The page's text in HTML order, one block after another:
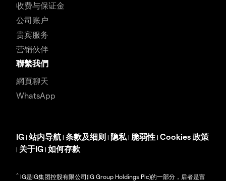
收费与保证金
公司账户
贵宾服务
营销伙伴
聯繫我們
網頁聊天
WhatsApp
IG |站内导航 | 条款及细则 | 隐私 | 脆弱性 | Cookies 政策
| 关于IG | 如何存款
^ IG是IG集团控股有限公司(IG Group Holdings Plc)的一部分，后者是富